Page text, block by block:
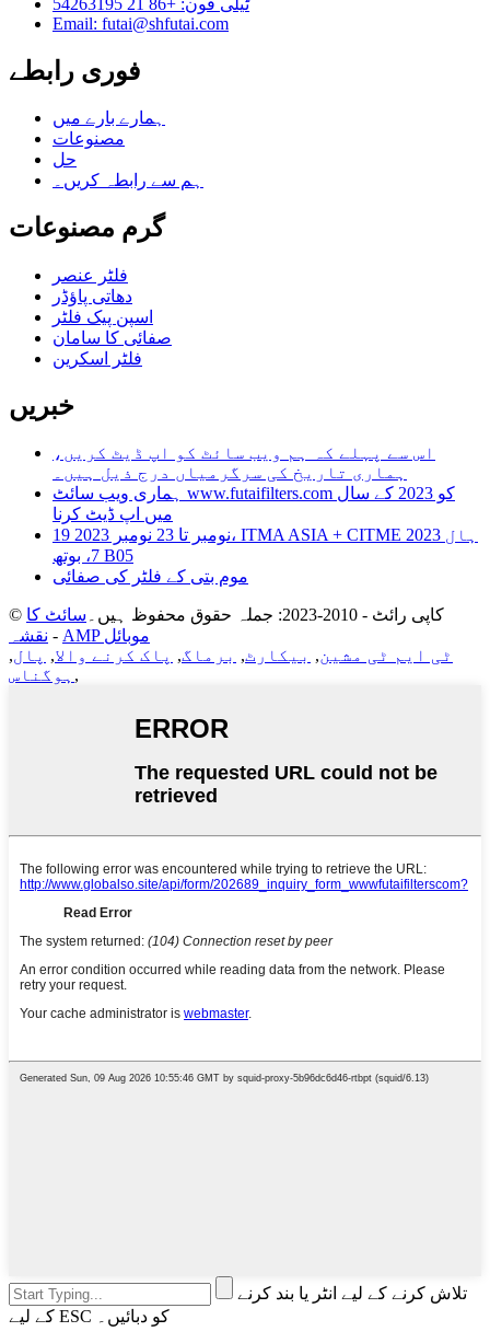
Email: futai@shfutai.com
فوری رابطے
ہمارے بارے میں
مصنوعات
حل
ہم سے رابطہ کریں۔
گرم مصنوعات
فلٹر عنصر
دھاتی پاؤڈر
اسپن پیک فلٹر
صفائی کا سامان
فلٹر اسکرین
خبریں
اس سے پہلے کہ ہم ویب سائٹ کو اپ ڈیٹ کریں،
ہماری تاریخ کی سرگرمیاں درج ذیل ہیں۔
ہماری ویب سائٹ www.futaifilters.com کو 2023 کے سال
میں اپ ڈیٹ کرنا
19 نومبر تا 23 نومبر 2023، ITMA ASIA + CITME 2023 ہال
7، بوتھ B05
موم بتی کے فلٹر کی صفائی
© کاپی رائٹ - 2010-2023: جملہ حقوق محفوظ ہیں۔
سائٹ کا
نقشہ -
AMP موبائل
ٹی ایم ٹی مشین, بیکارٹ, برماگ, پاک کرنے والا, پال,
ہوگناس ,
تلاش کرنے کے لیے انٹر یا بند کرنے
کے لیے ESC کو دبائیں۔